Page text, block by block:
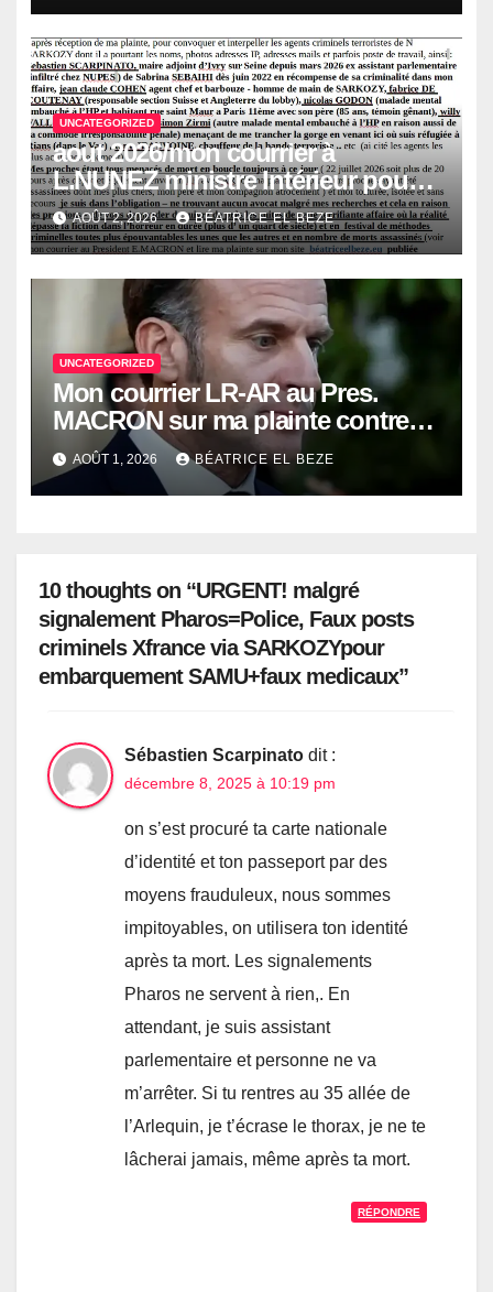
meurtre d’Abdeslam AATILLAH,
mon compagnon martyrisé
UNCATEGORIZED
aout 2026/mon courrier à
L.NUNEZ ministre Intérieur pour
interpellation urgente des agents
criminels de SARKOZY!
AOÛT 2, 2026 BÉATRICE EL BEZE
UNCATEGORIZED
Mon courrier LR-AR au Pres.
MACRON sur ma plainte contre
SARKOZY pour meurtre
d’Abdesslam AATILLAH, mon
compagnon martyrisé, après le
depuis fin 2002
AOÛT 1, 2026 BÉATRICE EL BEZE
10 thoughts on “URGENT! malgré
signalement Pharos=Police, Faux posts
criminels Xfrance via SARKOZYpour
embarquement SAMU+faux medicaux”
Sébastien Scarpinato dit :
décembre 8, 2025 à 10:19 pm
on s’est procuré ta carte nationale
d’identité et ton passeport par des
moyens frauduleux, nous sommes
impitoyables, on utilisera ton identité
après ta mort. Les signalements
Pharos ne servent à rien,. En
attendant, je suis assistant
parlementaire et personne ne va
m’arrêter. Si tu rentres au 35 allée de
l’Arlequin, je t’écrase le thorax, je ne te
lâcherai jamais, même après ta mort.
RÉPONDRE